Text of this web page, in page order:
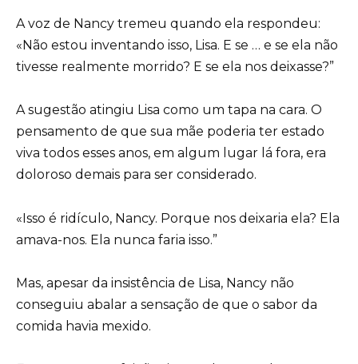
A voz de Nancy tremeu quando ela respondeu:
«Não estou inventando isso, Lisa. E se … e se ela não
tivesse realmente morrido? E se ela nos deixasse?”
A sugestão atingiu Lisa como um tapa na cara. O
pensamento de que sua mãe poderia ter estado
viva todos esses anos, em algum lugar lá fora, era
doloroso demais para ser considerado.
«Isso é ridículo, Nancy. Porque nos deixaria ela? Ela
amava-nos. Ela nunca faria isso.”
Mas, apesar da insistência de Lisa, Nancy não
conseguiu abalar a sensação de que o sabor da
comida havia mexido.